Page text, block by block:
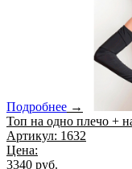
Подробнее →
Топ на одно плечо +
Артикул: 1632
Цена:
3340 руб.